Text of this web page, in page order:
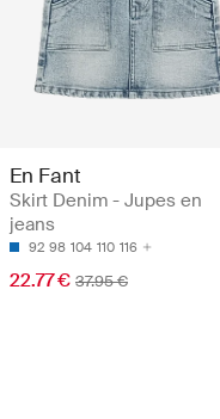
En Fant
Skirt Denim - Jupes en
jeans
92 98 104 110 116
22.77 € 37.95 €